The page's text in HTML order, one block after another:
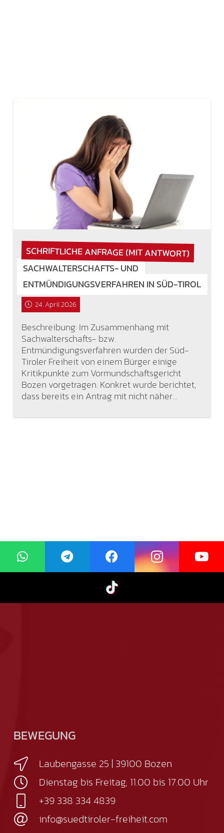
SCHRIFTLICHE ANFRAGE (MIT ANTWORT)
SACHWALTERSCHAFTS- UND
ENTMÜNDIGUNGSVERFAHREN IN SÜD-TIROL
24. April 2026
Beschreibung: Im Zusammenhang mit
Sachwalterschafts- bzw.
Entmündigungsverfahren wurden der Süd-
Tiroler Freiheit von einem Bürger einige
Kritikpunkte zum Vormundschaftsgericht
Bozen vorgetragen. Konkret wurde berichtet,
dass bereits ein Antrag mit nicht näher…
BEWEGUNG
Laubengasse 25 | 39100 Bozen
Dienstag bis Freitag, 11.00 bis 17.00 Uhr
+39 338 334 4839
info@suedtiroler-freiheit.com